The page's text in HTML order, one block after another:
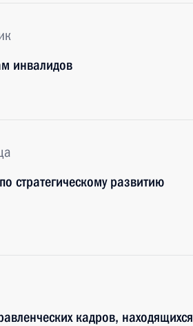
инвалидов
стратегическому развитию
кадров, находящихся